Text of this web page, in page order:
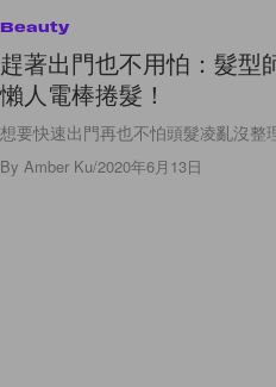
Beauty
趕著出門也不用怕：髮型
懶人電棒捲髮！
想要快速出門再也不怕頭髮凌亂沒整
By Amber Ku/2020年6月13日